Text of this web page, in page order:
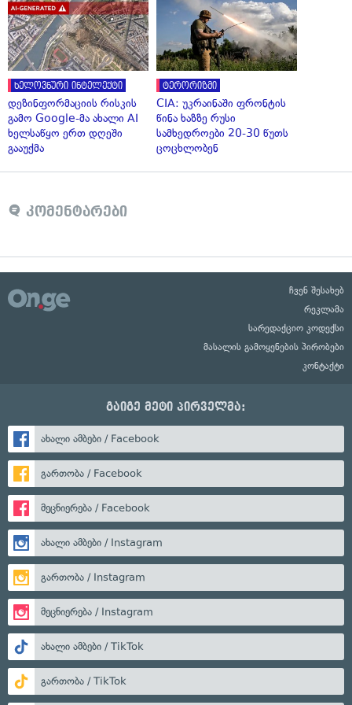
ხელოვნური ინტელექტი
დეზინფორმაციის რისკის
გამო Google-მა ახალი AI
ხელსაწყო ერთ დღეში
გააუქმა
ტერორიზმი
CIA: უკრაინაში ფრონტის
წინა ხაზზე რუსი
სამხედროები 20-30 წუთს
ცოცხლობენ
კომენტარები
ჩვენ შესახებ
რეკლამა
სარედაქციო კოდექსი
მასალის გამოყენების პირობები
კონტაქტი
გაიგე მეტი პირველმა:
ახალი ამბები / Facebook
გართობა / Facebook
მეცნიერება / Facebook
ახალი ამბები / Instagram
გართობა / Instagram
მეცნიერება / Instagram
ახალი ამბები / TikTok
გართობა / TikTok